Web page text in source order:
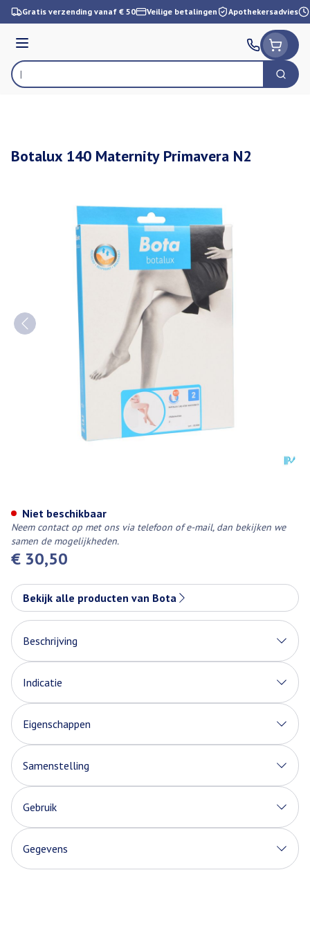
Ga naar de inhoud
Gratis verzending vanaf € 50 Veilige betalingen Apothekersadvies
Menu
Product, merk, categorie... Zoek
Botalux 140 Maternity Primavera N2
€ 30,50
Niet beschikbaar
Neem contact op met ons via telefoon of e-mail, dan bekijken we
samen de mogelijkheden.
Bekijk alle producten van Bota
Beschrijving
Indicatie
Eigenschappen
Samenstelling
Gebruik
Gegevens